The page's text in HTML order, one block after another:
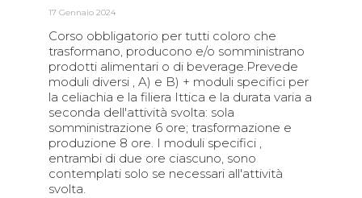
17 Gennaio 2024
Corso obbligatorio per tutti coloro che
trasformano, producono e/o somministrano
prodotti alimentari o di beverage.Prevede
moduli diversi , A) e B) + moduli specifici per
la celiachia e la filiera Ittica e la durata varia a
seconda dell'attività svolta: sola
somministrazione 6 ore; trasformazione e
produzione 8 ore. I moduli specifici ,
entrambi di due ore ciascuno, sono
contemplati solo se necessari all'attività
svolta.